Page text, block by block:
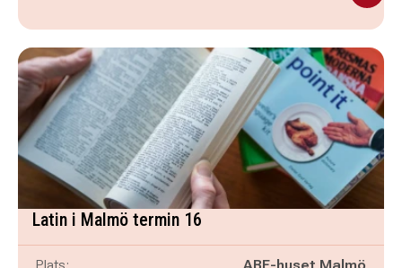
Latin i Malmö termin 16